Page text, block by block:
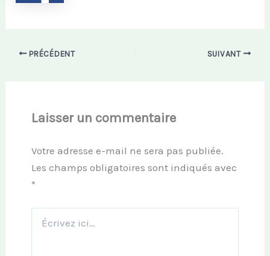
PRÉCÉDENT SUIVANT
Laisser un commentaire
Votre adresse e-mail ne sera pas publiée.
Les champs obligatoires sont indiqués avec
*
ici…